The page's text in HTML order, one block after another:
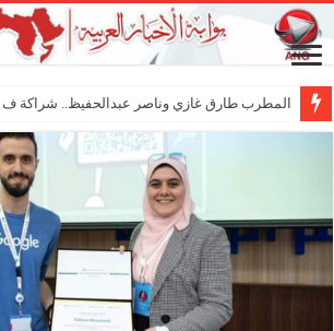
المطرب طارق غازي وناصر عبدالحفيظ.. شراكة